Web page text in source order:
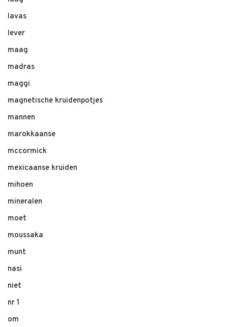
lavas
lever
maag
madras
maggi
magnetische kruidenpotjes
mannen
marokkaanse
mccormick
mexicaanse kruiden
mihoen
mineralen
moet
moussaka
munt
nasi
niet
nr 1
om